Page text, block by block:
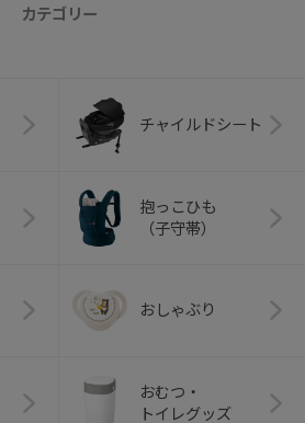
カテゴリー
チャイルドシート
抱っこひも
（子守帯）
おしゃぶり
おむつ・
トイレグッズ